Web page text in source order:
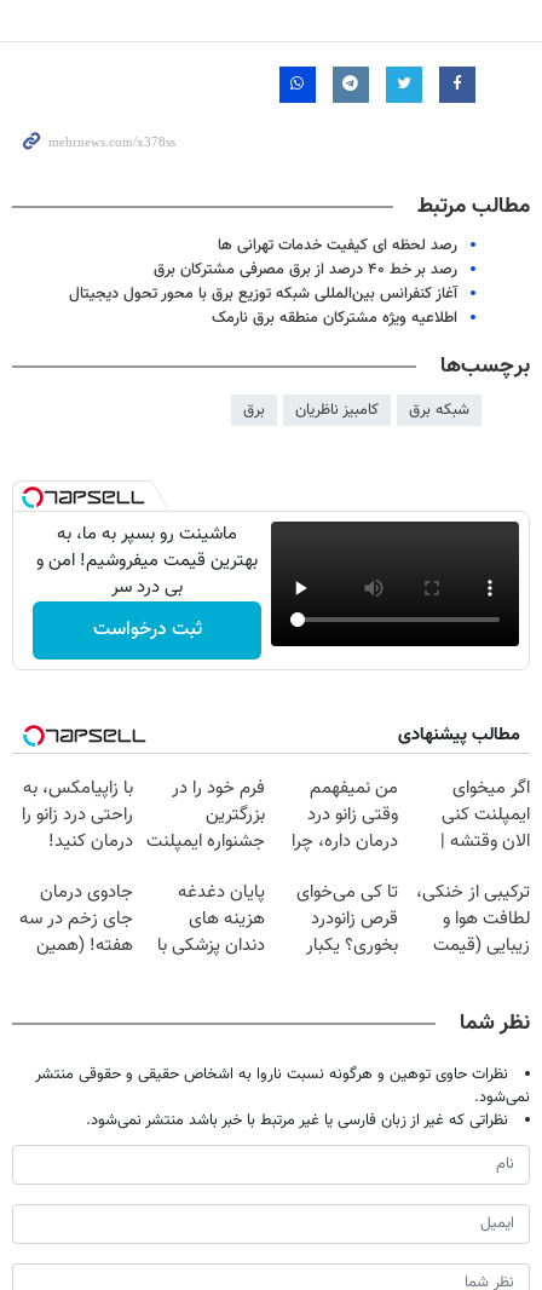
مطالب مرتبط
رصد لحظه ای کیفیت خدمات تهرانی ها
رصد بر خط ۴۰ درصد از برق مصرفی مشترکان برق
آغاز کنفرانس بین‌المللی شبکه توزیع برق با محور تحول دیجیتال
اطلاعیه ویژه مشترکان منطقه برق نارمک
برچسب‌ها
شبکه برق کامبیز ناظریان برق
ماشینت رو بسپر به ما، به
بهترین قیمت میفروشیم! امن و
بی درد سر
ثبت درخواست
مطالب پیشنهادی
اگر میخوای
ایمپلنت کنی
الان وقتشه |
میلیون تومان!!!
من نمیفهمم
وقتی زانو درد
درمان داره، چرا
تحمل میکنی؟❗
فرم خود را در
بزرگترین
جشنواره ایمپلنت
فقط ۲۵ میلیون
با زاپیامکس، به
راحتی درد زانو را
درمان کنید!
ترکیبی از خنکی،
لطافت هوا و
زیبایی (قیمت
تا کی می‌خوای
قرص زانودرد
بخوری؟ یکبار
پایان دغدغه
هزینه های
دندان پزشکی با
جادوی درمان
جای زخم در سه
هفته! (همین
نظر شما
نظرات حاوی توهین و هرگونه نسبت ناروا به اشخاص حقیقی و حقوقی منتشر
نمی‌شود.
نظراتی که غیر از زبان فارسی یا غیر مرتبط با خبر باشد منتشر نمی‌شود.